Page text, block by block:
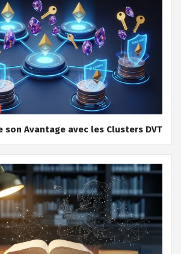
son Avantage avec les Clusters DVT